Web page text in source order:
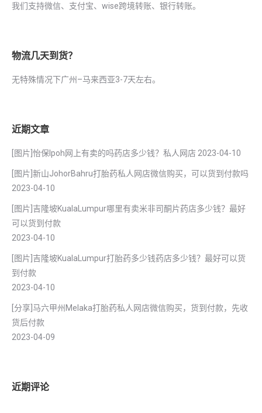
我们支持微信、支付宝、wise跨境转账、银行转账。
物流几天到货？
无特殊情况下广州–马来西亚3-7天左右。
近期文章
[图片]怡保lpoh网上有卖的吗药店多少钱？私人网店 2023-04-10
[图片]新山JohorBahru打胎药私人网店微信购买，可以货到付款吗
2023-04-10
[图片]吉隆坡KualaLumpur哪里有卖米非司酮片药店多少钱？最好
可以货到付款
2023-04-10
[图片]吉隆坡KualaLumpur打胎药多少钱药店多少钱？最好可以货
到付款
2023-04-10
[分享]马六甲州Melaka打胎药私人网店微信购买，货到付款，先收
货后付款
2023-04-09
近期评论